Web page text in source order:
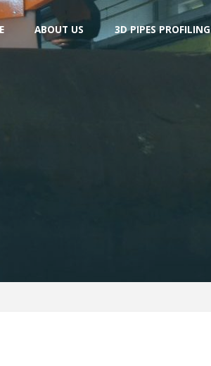
ABOUT US 3D PIPES PROFILING